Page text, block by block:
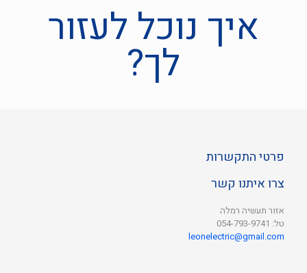
איך נוכל לעזור
לך?
פרטי התקשרות
צרו איתנו קשר
אזור תעשיה רמלה
טל: 054-793-9741
leonelectric@gmail.com